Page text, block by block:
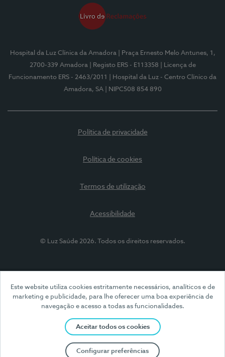
Este website utiliza cookies estritamente necessários, analíticos e de
marketing e publicidade, para lhe oferecer uma boa experiência de
navegação e acesso a todas as funcionalidades.
Aceitar todos os cookies
Configurar preferências
Hospital da Luz Clínica da Amadora
| Praça Ernesto Melo Antunes, 1,
2700-339 Amadora
| Registo ERS - E113358
| Licença de
Funcionamento ERS - 2463/2011
| Hospital da Luz - Centro Clínico da
Amadora, SA
| NIPC508 854 890
Política de privacidade
Política de cookies
Termos de utilização
Acessibilidade
© Luz Saúde 2026. Todos os direitos reservados.